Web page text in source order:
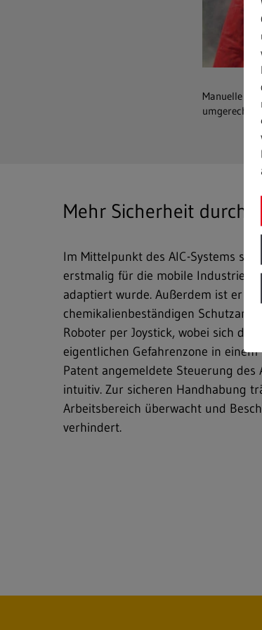
Manuelle
Mehr Sicherheit durch
Im Mittelpunkt des AIC-Systems
erstmalig für die mobile
adaptiert wurde. Außerdem ist er
chemikalienbeständigen
Roboter per Joystick, wobei sich
eigentlichen Gefahrenzone in
Patent angemeldete Steuerung des
intuitiv. Zur sicheren Handhabung
Arbeitsbereich überwacht und
verhindert.